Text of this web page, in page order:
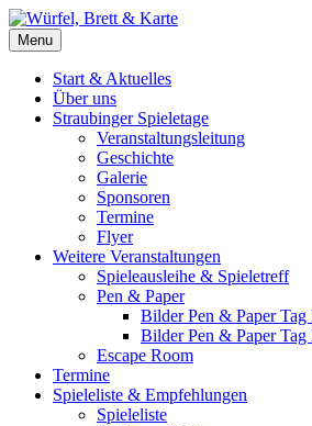
Skip
to
content
Würfel, Brett & Karte
Brettspielverein & Veranstalter Straubinger
Menu
Start & Aktuelles
Über uns
Straubinger Spieletage
Veranstaltungsleitung
Geschichte
Galerie
Sponsoren
Termine
Flyer
Weitere Veranstaltungen
Spieleausleihe & Spieletreff
Pen & Paper
Bilder Pen & Paper Tag
Bilder Pen & Paper
Escape Room
Termine
Spieleliste & Empfehlungen
Spieleliste